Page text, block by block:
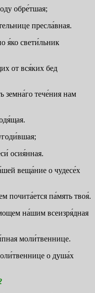
обре́тшая;
пресла́вная.
я́ко свети́льник
от вся́ких бед
земна́го тече́ния нам
осия́нная.
веща́ние о чудесе́х
почита́ется па́мять твоя́.
на́шим всеизря́дная
моли́твеннице.
о душа́х